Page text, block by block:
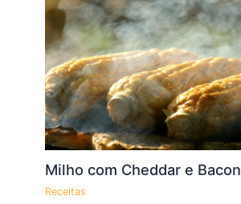
Milho com Cheddar e Bacon
Receitas